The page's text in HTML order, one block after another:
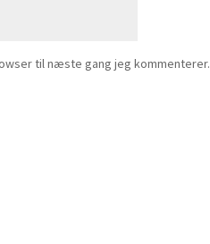
til næste gang jeg kommenterer.